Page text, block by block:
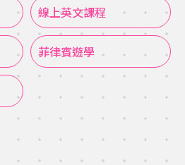
線上英文課程
菲律賓遊學